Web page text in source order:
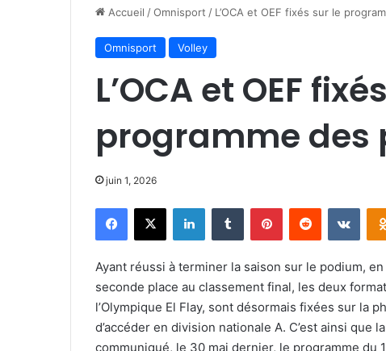
Accueil /Omnisport / L’OCA et OEF fixés sur le
Omnisport Volley
L’OCA et OEF
programme des
juin 1, 2026
Facebook
X LinkedinTumblr PinterestReddit
Ayant réussi à terminer la saison sur le podium,
seconde place au classement final, les deux
l’Olympique El Flay, sont désormais fixées sur la
d’accéder en division nationale A. C’est ainsi que
communiqué, le 30 mai dernier, le programme du